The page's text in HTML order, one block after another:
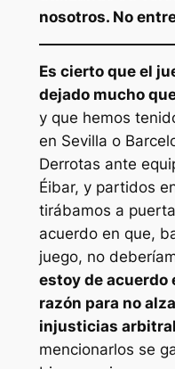
nosotros. No
Es cierto que el
dejado mucho
y que hemos
en Sevilla o
Derrotas ante
Éibar, y partidos
tirábamos a
acuerdo en que,
juego, no
estoy de acuerdo
razón para no
injusticias
mencionarlos se